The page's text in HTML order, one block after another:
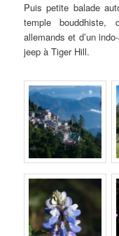
Puis petite balade
temple bouddhiste,
allemands et d’un
jeep à Tiger Hill.